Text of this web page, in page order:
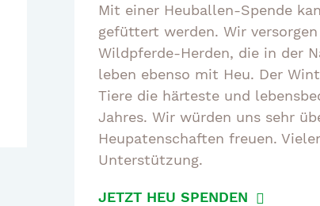
Mit einer Heuballen-Spende
gefüttert werden. Wir
Wildpferde-Herden, die in der
leben ebenso mit Heu. Der
Tiere die härteste und
Jahres. Wir würden uns sehr
Heupatenschaften freuen.
Unterstützung.
JETZT HEU SPENDEN